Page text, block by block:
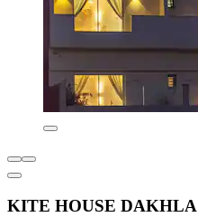
KITE HOUSE DAKHLA